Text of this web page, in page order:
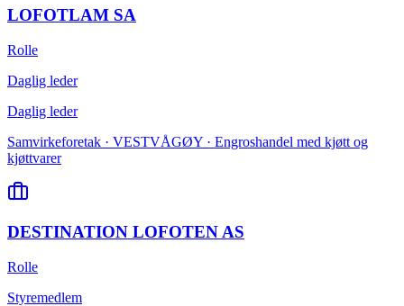
LOFOTLAM SA
Rolle
Daglig leder
Daglig leder
Samvirkeforetak · VESTVÅGØY · Engroshandel med kjøtt og
kjøttvarer
DESTINATION LOFOTEN AS
Rolle
Styremedlem